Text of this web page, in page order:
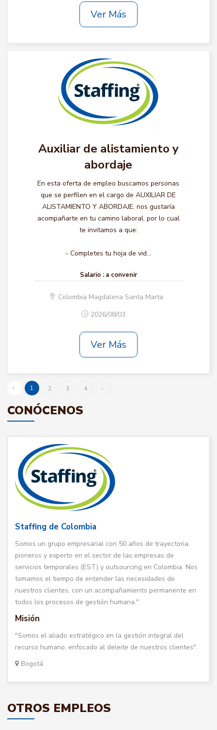
Ver Más
Auxiliar de alistamiento y
abordaje
En esta oferta de empleo buscamos personas
que se perfilen en el cargo de AUXILIAR DE
ALISTAMIENTO Y ABORDAJE, nos gustaría
acompañarte en tu camino laboral, por lo cual
te invitamos a que:
- Completes tu hoja de vid...
Salario : a convenir
Colombia Magdalena Santa Marta
2026/08/03
Ver Más
‹ 1 2 3 4 ›
CONÓCENOS
Staffing de Colombia
Somos un grupo empresarial con 50 años de trayectoria,
pioneros y experto en el sector de las empresas de
servicios temporales (EST) y outsourcing en Colombia. Nos
tomamos el tiempo de entender las necesidades de
nuestros clientes, con un acompañamiento permanente en
todos los procesos de gestión humana."
Misión
"Somos el aliado estratégico en la gestión integral del
recurso humano, enfocado al deleite de nuestros clientes".
Bogotá
OTROS EMPLEOS